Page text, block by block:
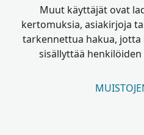
Muut käyttäjät ovat
kertomuksia, asiakirjoja
tarkennettua hakua,
sisällyttää